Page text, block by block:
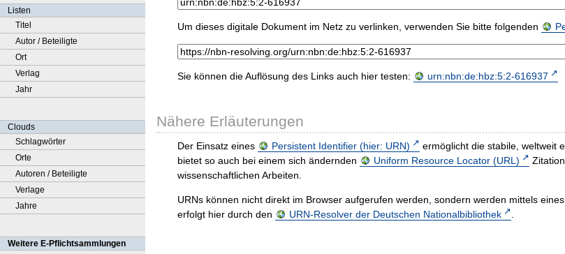
Listen
Titel
Autor / Beteiligte
Ort
Verlag
Jahr
Clouds
Schlagwörter
Orte
Autoren / Beteiligte
Verlage
Jahre
Weitere E-Pflichtsammlungen
Um dieses digitale Dokument im Netz zu verlinken, verwenden Sie bitte folgenden
Sie können die Auflösung des Links auch hier testen: urn:nbn:de:hbz:5:2-616937
Nähere Erläuterungen
Der Einsatz eines Persistent Identifier (hier: URN)
ermöglicht die stabile, weltweit
bietet so auch bei einem sich ändernden
Uniform Resource Locator (URL)
wissenschaftlichen Arbeiten.
URNs können nicht direkt im Browser aufgerufen werden, sondern werden mittels
erfolgt hier durch den
URN-Resolver der Deutschen Nationalbibliothek .